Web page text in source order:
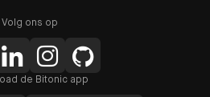
Volg ons op
de Bitonic app